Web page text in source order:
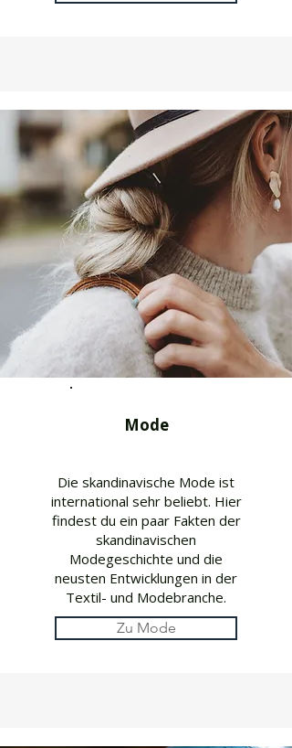
Mode
Die skandinavische Mode ist
international sehr beliebt. Hier
findest du ein paar Fakten der
skandinavischen
Modegeschichte und die
neusten Entwicklungen in der
Textil- und Modebranche.
Zu Mode